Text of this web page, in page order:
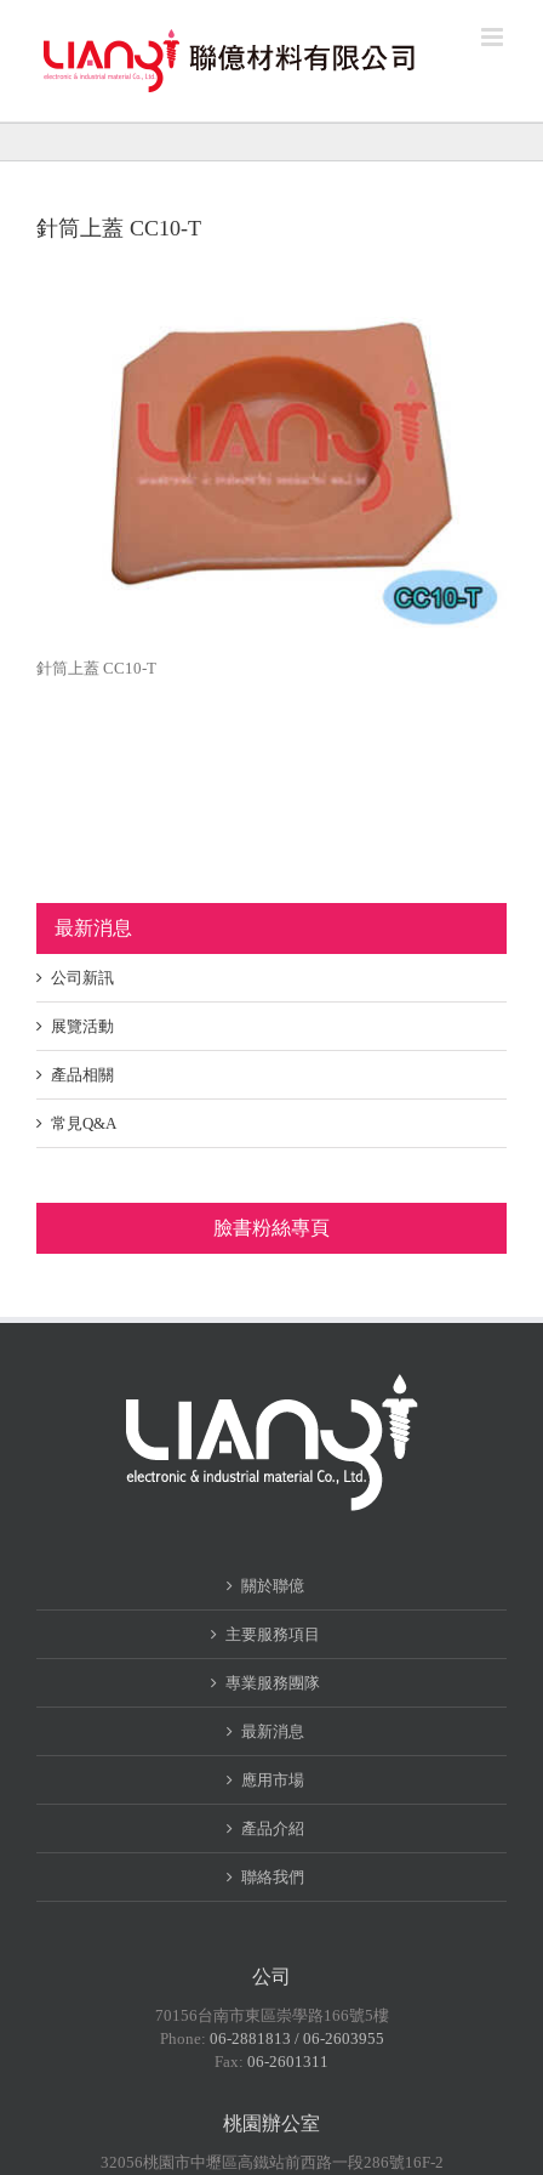
content
針筒上蓋 CC10-T
針筒上蓋 CC10-T
最新消息
公司新訊
展覽活動
產品相關
常見Q&A
臉書粉絲專頁
關於聯億
主要服務項目
專業服務團隊
最新消息
應用市場
產品介紹
聯絡我們
公司
70156台南市東區崇學路166號5樓
Phone: 06-2881813 / 06-2603955
Fax: 06-2601311
桃園辦公室
32056桃園市中壢區高鐵站前西路一段286號16F-2